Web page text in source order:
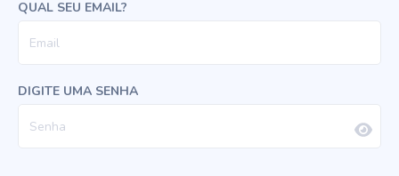
QUAL SEU EMAIL?
DIGITE UMA SENHA